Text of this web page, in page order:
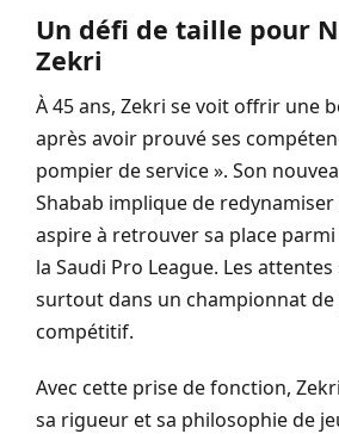
Un défi de taille pour
Zekri
À 45 ans, Zekri se voit offrir une
après avoir prouvé ses
pompier de service ». Son
Shabab implique de
aspire à retrouver sa place
la Saudi Pro League. Les
surtout dans un championnat de
compétitif.
Avec cette prise de fonction,
sa rigueur et sa philosophie de